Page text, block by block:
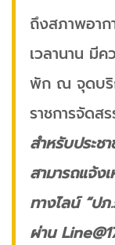
ถึงสภาพอาก
เวลานาน มี
พัก ณ จุดบริ
ราชการจัดส
สำหรับประช
สามารถแจ้ง
ทางไลน์ “ป
ผ่าน